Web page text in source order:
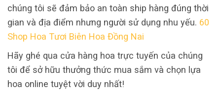
chúng tôi sẽ đảm bảo an toàn ship hàng đúng thời
gian và địa điểm nhưng người sử dụng nhu yếu. 60
Shop Hoa Tươi Biên Hoa Đồng Nai
Hãy ghé qua cửa hàng hoa trực tuyến của chúng
tôi để sở hữu thưởng thức mua sắm và chọn lựa
hoa online tuyệt vời duy nhất!